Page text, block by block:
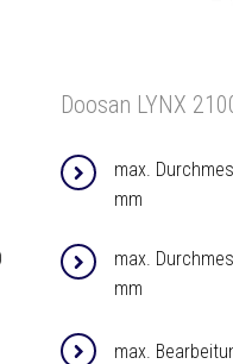
Doosan LYNX
max.
mm
max.
mm
max.